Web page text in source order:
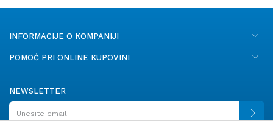
INFORMACIJE O KOMPANIJI
POMOĆ PRI ONLINE KUPOVINI
NEWSLETTER